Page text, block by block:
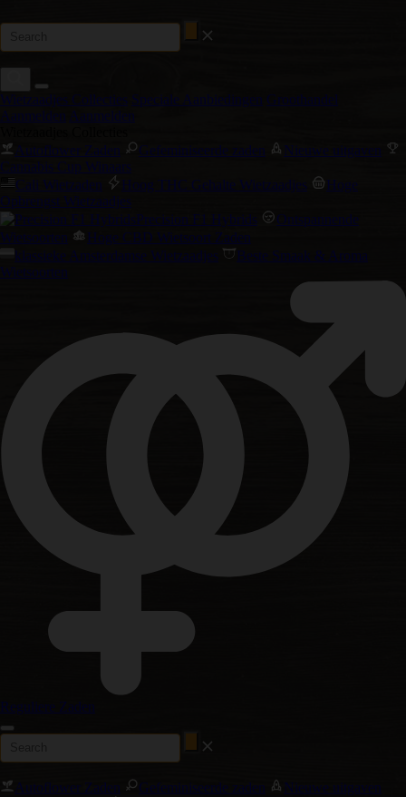
Wietzaadjes Collecties Speciale Aanbiedingen Groothandel
Aanmelden Aanmelden
Autoflower Zaden
Gefeminiseerde zaden
Nieuwe uitgaven
Cannabis Cup Winaars
Cali Wietzaden
Hoog THC Gehalte Wietzaadjes
Hoge
Opbrengst Wietzaadjes
Precision F1 Hybrids
Ontspannende
Wietsoorten
Hoge CBD Wietsoort Zaden
klassieke Amsterdamse Wietzaadjes
Beste Smaak & Aroma
Wietsoorten
Reguliere Zaden
Autoflower Zaden Gefeminiseerde zaden
Nieuwe uitgaven